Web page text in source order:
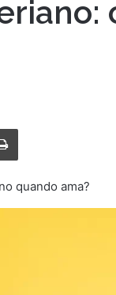
Imprimir
quando ama?